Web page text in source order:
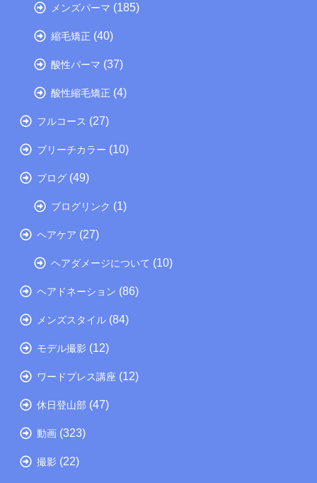
メンズパーマ (185)
縮毛矯正 (40)
酸性パーマ (37)
酸性縮毛矯正 (4)
フルコース (27)
ブリーチカラー (10)
ブログ (49)
ブログリンク (1)
ヘアケア (27)
ヘアダメージについて (10)
ヘアドネーション (86)
メンズスタイル (84)
モデル撮影 (12)
ワードプレス講座 (12)
休日登山部 (47)
動画 (323)
撮影 (22)